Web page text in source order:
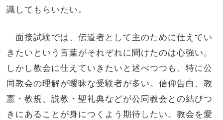
識してもらいたい。
面接試験では、伝道者として主のために仕えてい
きたいという言葉がそれぞれに聞けたのは心強い。
しかし教会に仕えていきたいと述べつつも、特に公
同教会の理解が曖昧な受験者が多い。信仰告白、教
憲・教規、説教・聖礼典などが公同教会との結びつ
きにあることが身につくよう期待したい。教会を愛